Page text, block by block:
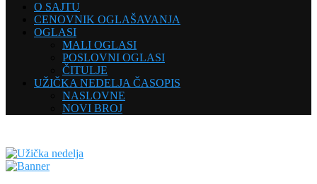
O SAJTU
CENOVNIK OGLAŠAVANJA
OGLASI
MALI OGLASI
POSLOVNI OGLASI
ČITULJE
UŽIČKA NEDELJA ČASOPIS
NASLOVNE
NOVI BROJ